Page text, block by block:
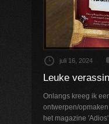
juli 16, 2024
Leuke
Onlangs kreeg ik
ontwerpen/
het magazine